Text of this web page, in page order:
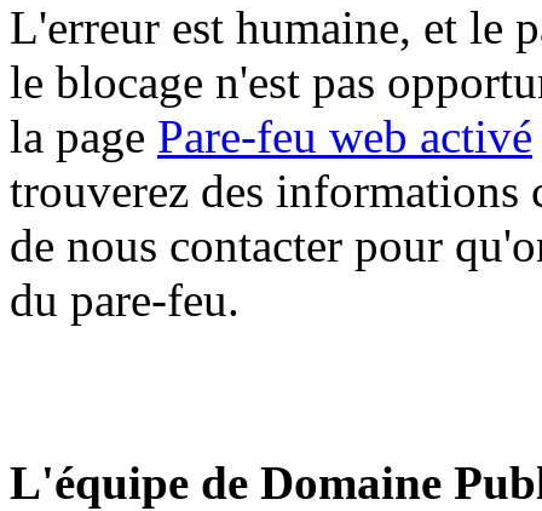
L'erreur est humaine, et le
le blocage n'est pas
la page Pare-feu web activé
trouverez des informations
de nous contacter pour
du pare-feu.
L'équipe de Domaine